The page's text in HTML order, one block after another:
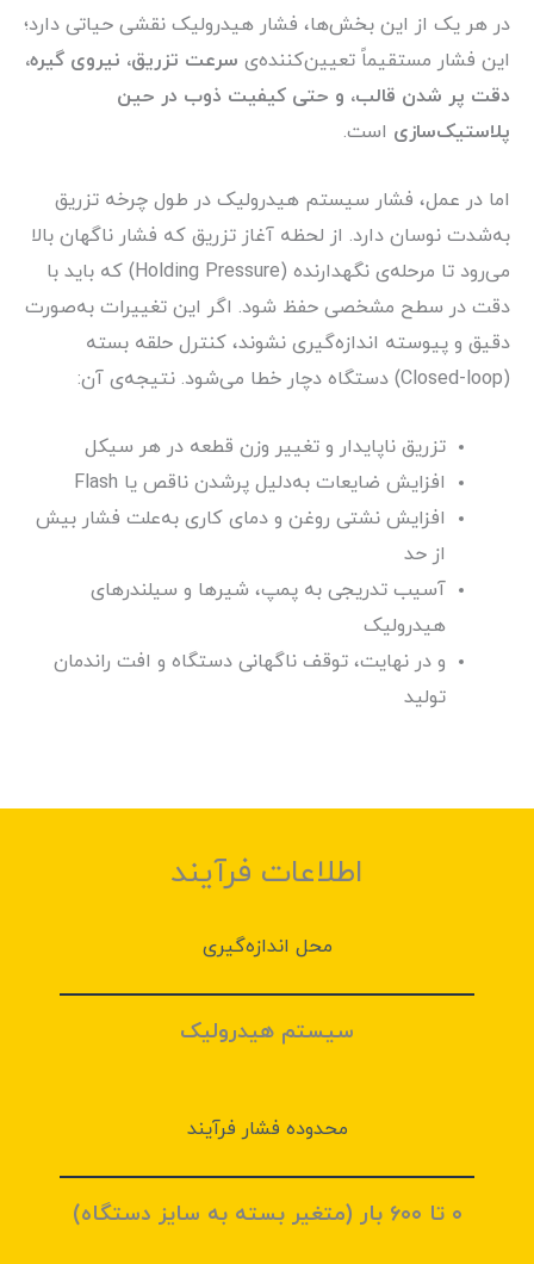
در هر یک از این بخش‌ها، فشار هیدرولیک نقشی حیاتی دارد؛
این فشار مستقیماً تعیین‌کننده‌ی سرعت تزریق، نیروی گیره،
دقت پر شدن قالب، و حتی کیفیت ذوب در حین
پلاستیک‌سازی است.
اما در عمل، فشار سیستم هیدرولیک در طول چرخه تزریق
به‌شدت نوسان دارد. از لحظه آغاز تزریق که فشار ناگهان بالا
می‌رود تا مرحله‌ی نگهدارنده (Holding Pressure) که باید با
دقت در سطح مشخصی حفظ شود. اگر این تغییرات به‌صورت
دقیق و پیوسته اندازه‌گیری نشوند، کنترل حلقه بسته
(Closed-loop) دستگاه دچار خطا می‌شود. نتیجه‌ی آن:
تزریق ناپایدار و تغییر وزن قطعه در هر سیکل
افزایش ضایعات به‌دلیل پرشدن ناقص یا Flash
افزایش نشتی روغن و دمای کاری به‌علت فشار بیش
از حد
آسیب تدریجی به پمپ، شیرها و سیلندرهای
هیدرولیک
و در نهایت، توقف ناگهانی دستگاه و افت راندمان
تولید
اطلاعات فرآیند
محل اندازه‌گیری
سیستم هیدرولیک
محدوده فشار فرآیند
۰ تا ۶۰۰ بار (متغیر بسته به سایز دستگاه)